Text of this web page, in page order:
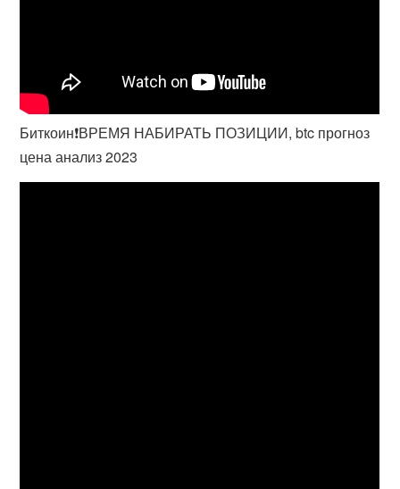
Биткоин❗️ВРЕМЯ НАБИРАТЬ ПОЗИЦИИ, btc прогноз
цена анализ 2023